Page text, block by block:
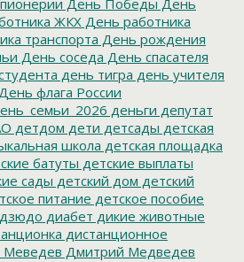
ЖКХ День работника
транспорта День рождения
День соседа День спасателя
день тигра день учителя
День флага России
деньги депутат
детдом дети детсады детская
школа детская площадка
батуты детские выплаты
сады детский дом детский
питание детское пособие
дзюдо диабет дикие животные
дистанционное
Дмитрий Медведев